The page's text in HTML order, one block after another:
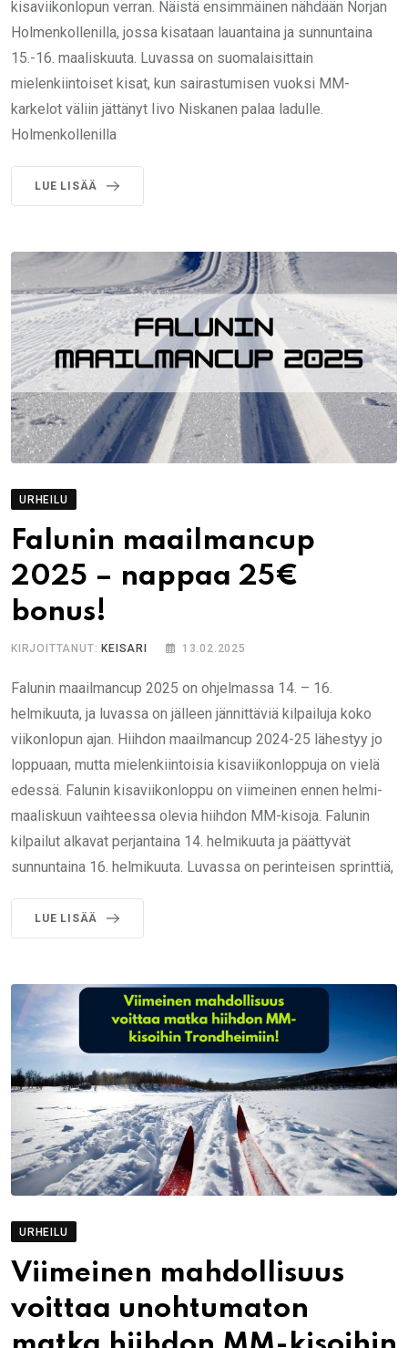
kisaviikonlopun verran. Näistä ensimmäinen nähdään Norjan
Holmenkollenilla, jossa kisataan lauantaina ja sunnuntaina
15.-16. maaliskuuta. Luvassa on suomalaisittain
mielenkiintoiset kisat, kun sairastumisen vuoksi MM-
karkelot väliin jättänyt Iivo Niskanen palaa ladulle.
Holmenkollenilla
LUE LISÄÄ
URHEILU
Falunin maailmancup
2025 – nappaa 25€
bonus!
KIRJOITTANUT:KEISARI 13.02.2025
Falunin maailmancup 2025 on ohjelmassa 14. – 16.
helmikuuta, ja luvassa on jälleen jännittäviä kilpailuja koko
viikonlopun ajan. Hiihdon maailmancup 2024-25 lähestyy jo
loppuaan, mutta mielenkiintoisia kisaviikonloppuja on vielä
edessä. Falunin kisaviikonloppu on viimeinen ennen helmi-
maaliskuun vaihteessa olevia hiihdon MM-kisoja. Falunin
kilpailut alkavat perjantaina 14. helmikuuta ja päättyvät
sunnuntaina 16. helmikuuta. Luvassa on perinteisen sprinttiä,
LUE LISÄÄ
URHEILU
Viimeinen mahdollisuus
voittaa unohtumaton